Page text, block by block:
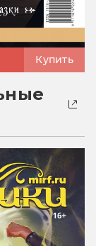
Купить